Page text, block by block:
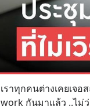
เราทุกคนต่างเคยเจ
work กันมาแล้ว ..ไม่ว่